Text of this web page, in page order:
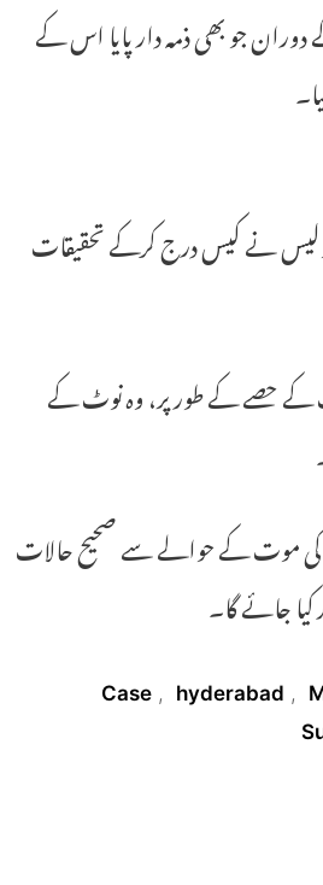
جو بھی ذمہ دار پایا اس کے
پولیس نے کیس درج کرکے تحقیقات
کے حصے کے طور پر، وہ نوٹ کے
کی موت کے حوالے سے صحیح حالات
جائے گا۔
Case , hyderabad ,